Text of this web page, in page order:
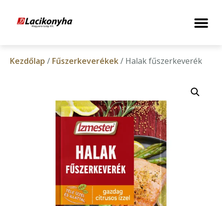
Kezdőlap / Fűszerkeverékek/ Halak fűszerkeverék